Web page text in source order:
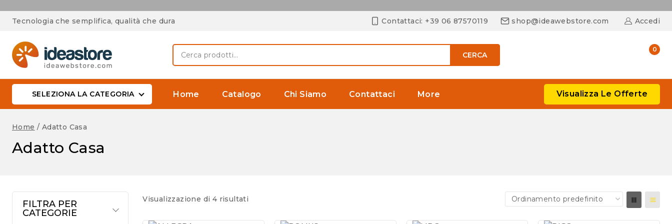
Tecnologia che semplifica, qualità che dura Contattaci: +39 06 87570119 shop@ideawebstore.com Accedi
CERCA
0
SELEZIONA LA CATEGORIA Home Catalogo Chi Siamo Contattaci More Visualizza Le Offerte
Home / Adatto Casa
Adatto Casa
Visualizzazione di 4 risultati
FILTRA PER
CATEGORIE